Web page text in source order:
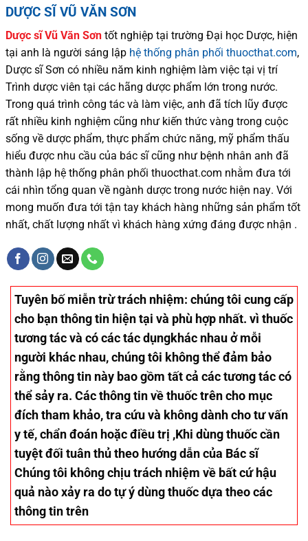
DƯỢC SĨ VŨ VĂN SƠN
Dược sĩVũ Văn Sơn tốt nghiệp tại trường Đại học Dược, hiện
tại anh là người sáng lập hệ thống phân phối thuocthat.com,
Dược sĩSơn có nhiều năm kinh nghiệm làm việc tại vị trí
Trình dược viên tại các hãng dược phẩm lớn trong nước.
Trong quá trình công tác và làm việc, anh đã tích lũy được
rất nhiều kinh nghiệm cũng như kiến thức vàng trong cuộc
sống về dược phẩm, thực phẩm chức năng, mỹ phẩm thấu
hiểu được nhu cầu của bác sĩcũng như bệnh nhân anh đã
thành lập hệ thống phân phối thuocthat.com nhằm đưa tới
cái nhìn tổng quan về ngành dược trong nước hiện nay. Với
mong muốn đưa tới tận tay khách hàng những sản phẩm tốt
nhất, chất lượng nhất vì khách hàng xứng đáng được nhận .
Tuyên bố miễn trừ trách nhiệm: chúng tôi cung cấp
cho bạn thông tin hiện tại và phù hợp nhất. vì thuốc
tương tác và có các tác dụngkhác nhau ở mỗi
người khác nhau, chúng tôi không thể đảm bảo
rằng thông tin này bao gồm tất cả các tương tác có
thể sảy ra. Các thông tin về thuốc trên cho mục
đích tham khảo, tra cứu và không dành cho tư vấn
y tế, chẩn đoán hoặc điều trị ,Khi dùng thuốc cần
tuyệt đối tuân thủ theo hướng dẫn của Bác sĩ
Chúng tôi không chịu trách nhiệm về bất cứ hậu
quả nào xảy ra do tự ý dùng thuốc dựa theo các
thông tin trên